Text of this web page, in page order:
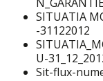
SITUATIA
-31122012
U-
Sit-flux-